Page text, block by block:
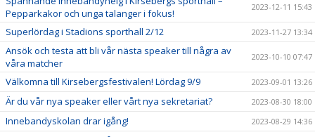
Pepparkakor och unga talanger i fokus!
2023-12-11 15:43
Superlördag i Stadions sporthall 2/12 2023-11-27 13:34
Ansök och testa att bli vår nästa speaker till några av
våra matcher
2023-10-10 07:47
Välkomna till Kirsebergsfestivalen! Lördag 9/9 2023-09-01 13:26
Är du vår nya speaker eller vårt nya sekretariat? 2023-08-30 18:00
Innebandyskolan drar igång! 2023-08-29 14:36